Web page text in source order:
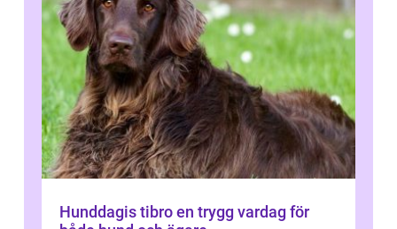
Hunddagis tibro en trygg vardag för